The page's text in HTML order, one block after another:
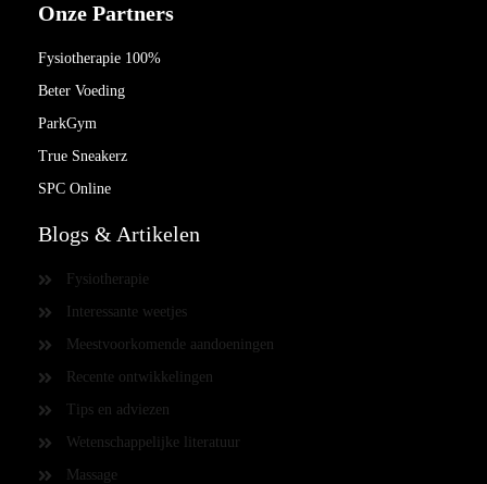
Onze Partners
Fysiotherapie 100%
Beter Voeding
ParkGym
True Sneakerz
SPC Online
Blogs & Artikelen
Fysiotherapie
Interessante weetjes
Meestvoorkomende aandoeningen
Recente ontwikkelingen
Tips en adviezen
Wetenschappelijke literatuur
Massage